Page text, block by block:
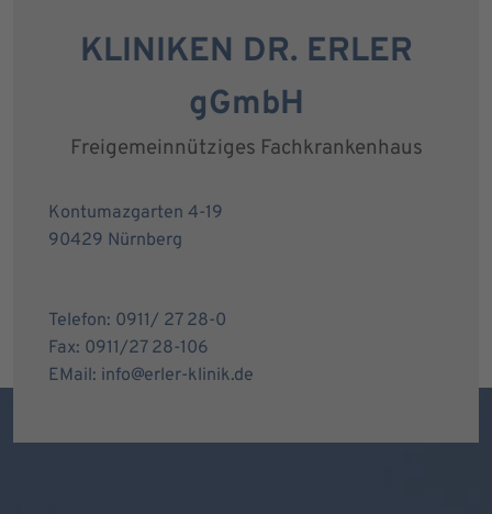
KLINIKEN DR. ERLER
gGmbH
Freigemeinnütziges Fachkrankenhaus
Kontumazgarten 4-19
90429 Nürnberg
Telefon: 0911/ 27 28-0
Fax: 0911/27 28-106
EMail: info@erler-klinik.de